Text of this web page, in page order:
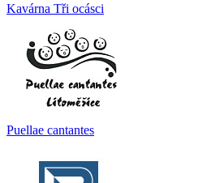
Kavárna Tři ocásci
Puellae cantantes